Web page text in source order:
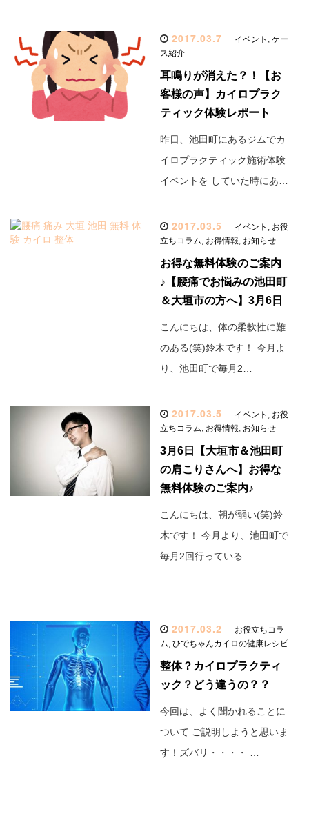
2017.03.7 イベント , ケー
ス紹介
耳鳴りが消えた？！【お
客様の声】カイロプラク
ティック体験レポート
昨日、池田町にあるジムでカ
イロプラクティック施術体験
イベントを していた時にあ…
2017.03.5 イベント , お役
立ちコラム, お得情報, お知らせ
お得な無料体験のご案内
♪【腰痛でお悩みの池田町
＆大垣市の方へ】3月6日
こんにちは、体の柔軟性に難
のある(笑)鈴木です！ 今月よ
り、池田町で毎月2…
2017.03.5 イベント , お役
立ちコラム, お得情報, お知らせ
3月6日【大垣市＆池田町
の肩こりさんへ】お得な
無料体験のご案内♪
こんにちは、朝が弱い(笑)鈴
木です！ 今月より、池田町で
毎月2回行っている…
2017.03.2
お役立ちコラ
ム, ひでちゃんカイロの健康レシピ
整体？カイロプラクティ
ック？どう違うの？？
今回は、よく聞かれることに
ついて ご説明しようと思いま
す！ズバリ・・・・ …